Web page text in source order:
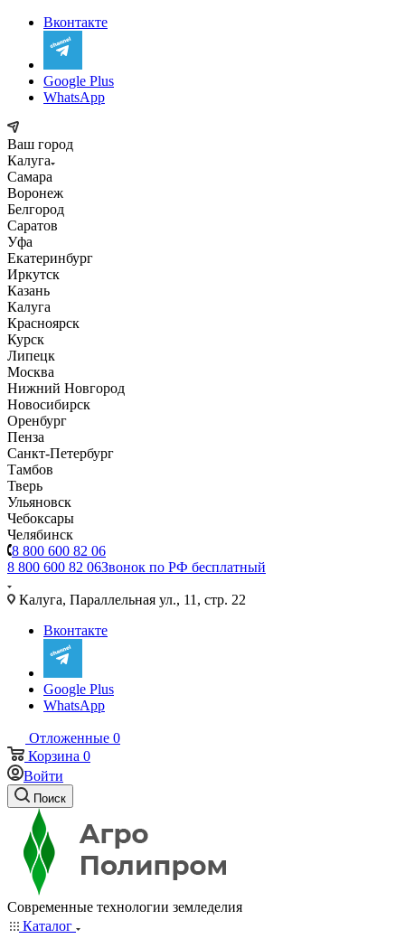
Вконтакте
Google Plus
WhatsApp
Ваш город
Калуга
Самара
Воронеж
Белгород
Саратов
Уфа
Екатеринбург
Иркутск
Казань
Калуга
Красноярск
Курск
Липецк
Москва
Нижний Новгород
Новосибирск
Оренбург
Пенза
Санкт-Петербург
Тамбов
Тверь
Ульяновск
Чебоксары
Челябинск
8 800 600 82 06
8 800 600 82 06Звонок по РФ бесплатный
Калуга, Параллельная ул., 11, стр. 22
Вконтакте
Google Plus
WhatsApp
Отложенные 0
Корзина 0
Войти
Поиск
Современные технологии земледелия
Каталог